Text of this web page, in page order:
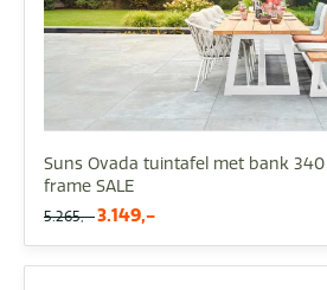
Suns Ovada tuintafel met bank
frame SALE
5.265,- 3.149,-